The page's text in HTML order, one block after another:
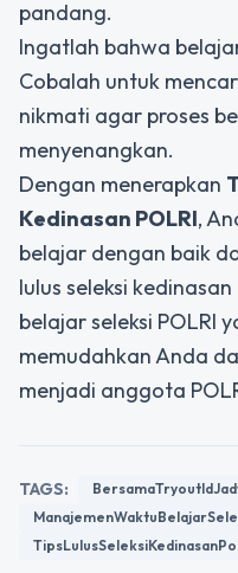
pandang.
Ingatlah bahwa
Cobalah untuk
nikmati agar proses
menyenangkan.
Dengan menerapkan
Kedinasan POLRI,
belajar dengan baik
lulus seleksi
belajar seleksi POLRI
memudahkan Anda
menjadi anggota
TAGS: